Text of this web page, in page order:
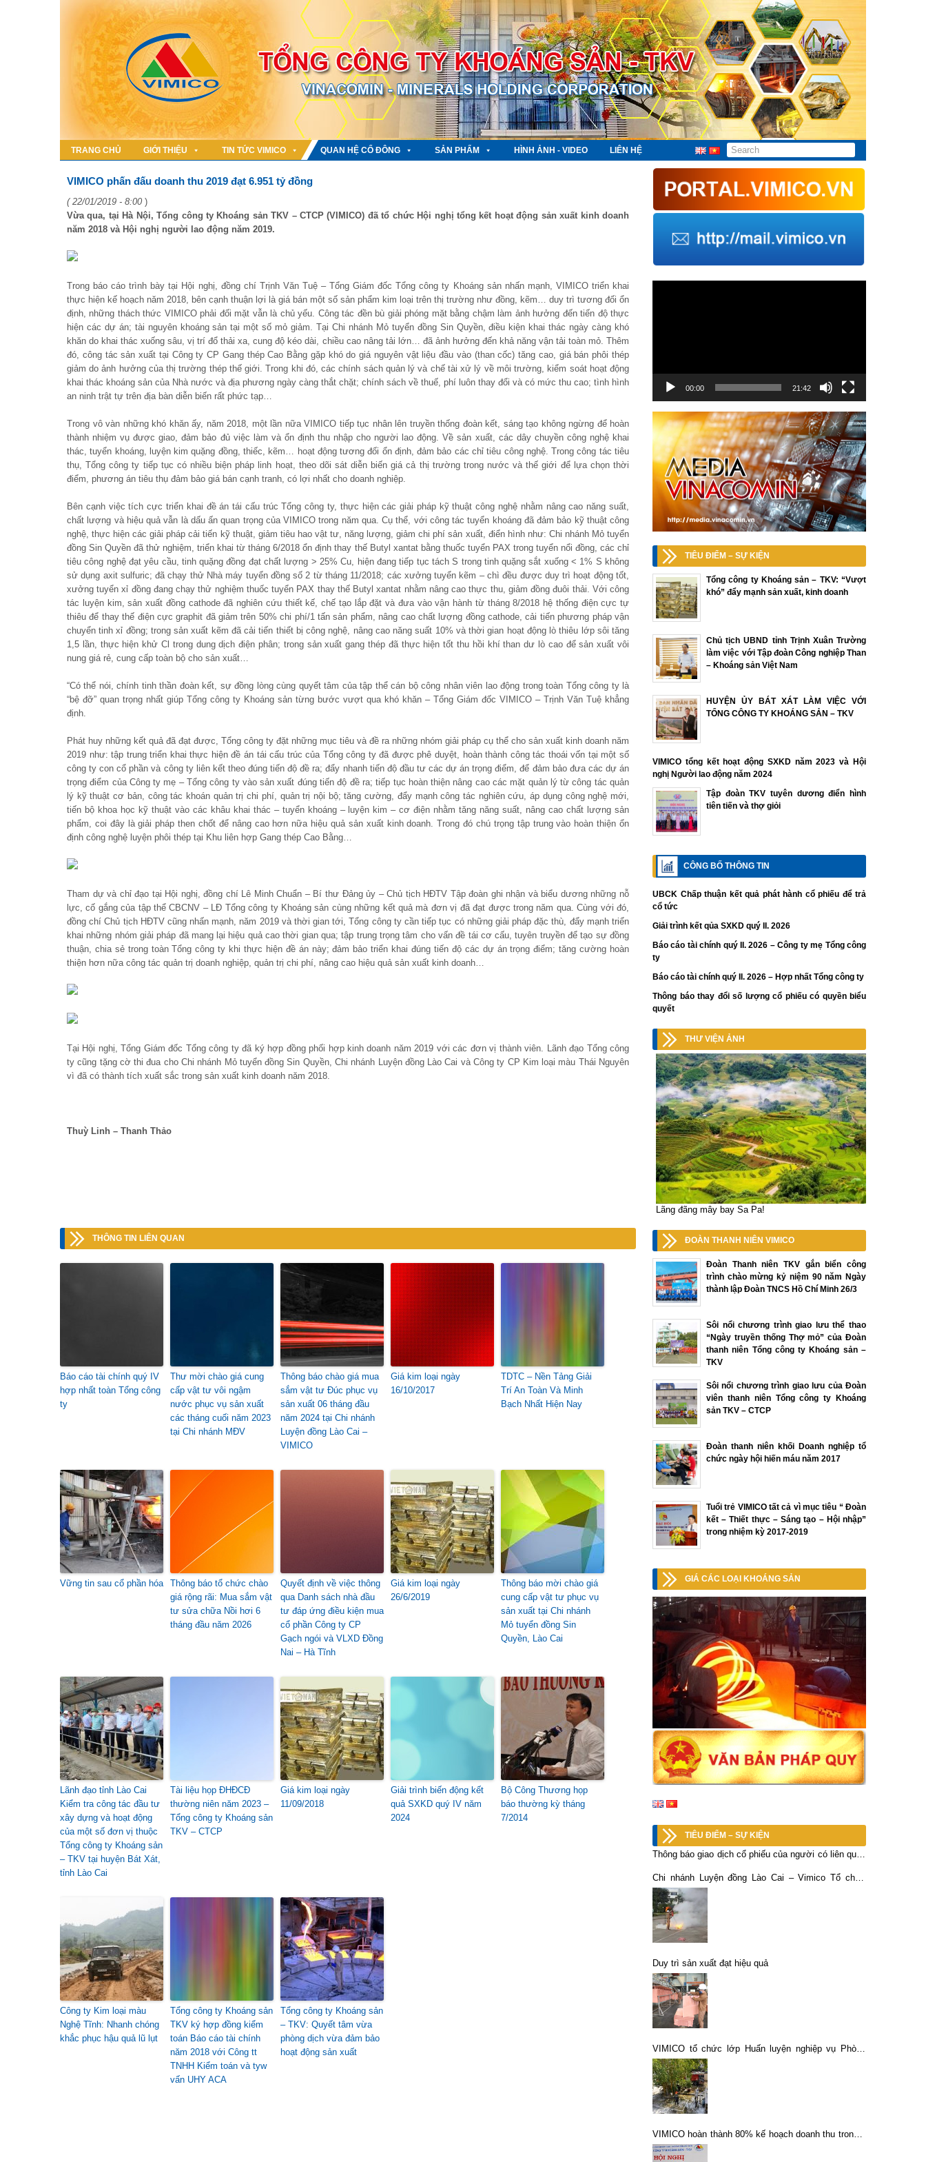
TRANG CHỦ GIỚI THIỆU TIN TỨC VIMICO QUAN HỆ CỔ ĐÔNG SẢN PHẨM HÌNH ẢNH - VIDEO LIÊN HỆ
VIMICO phấn đấu doanh thu 2019 đạt 6.951 tỷ đồng
( 22/01/2019 - 8:00 )
Vừa qua, tại Hà Nội, Tổng công ty Khoáng sản TKV – CTCP (VIMICO) đã tổ chức Hội nghị tổng kết hoạt động sản xuất kinh doanh
năm 2018 và Hội nghị người lao động năm 2019.
Trong báo cáo trình bày tại Hội nghị, đồng chí Trịnh Văn Tuệ – Tổng Giám đốc Tổng công ty Khoáng sản nhấn mạnh, VIMICO triển khai
thực hiện kế hoạch năm 2018, bên cạnh thuận lợi là giá bán một số sản phẩm kim loại trên thị trường như đồng, kẽm… duy trì tương đối ổn
định, những thách thức VIMICO phải đối mặt vẫn là chủ yếu. Công tác đền bù giải phóng mặt bằng chậm làm ảnh hưởng đến tiến độ thực
hiện các dự án; tài nguyên khoáng sản tại một số mỏ giảm. Tại Chi nhánh Mỏ tuyển đồng Sin Quyền, điều kiện khai thác ngày càng khó
khăn do khai thác xuống sâu, vị trí đổ thải xa, cung độ kéo dài, chiều cao nâng tải lớn… đã ảnh hưởng đến khả năng vận tải toàn mỏ. Thêm
đó, công tác sản xuất tại Công ty CP Gang thép Cao Bằng gặp khó do giá nguyên vật liệu đầu vào (than cốc) tăng cao, giá bán phôi thép
giảm do ảnh hưởng của thị trường thép thế giới. Trong khi đó, các chính sách quản lý và chế tài xử lý về môi trường, kiểm soát hoạt động
khai thác khoáng sản của Nhà nước và địa phương ngày càng thắt chặt; chính sách về thuế, phí luôn thay đổi và có mức thu cao; tình hình
an ninh trật tự trên địa bàn diễn biến rất phức tạp…
Trong vô vàn những khó khăn ấy, năm 2018, một lần nữa VIMICO tiếp tục nhân lên truyền thống đoàn kết, sáng tạo không ngừng để hoàn
thành nhiệm vụ được giao, đảm bảo đủ việc làm và ổn định thu nhập cho người lao động. Về sản xuất, các dây chuyền công nghệ khai
thác, tuyển khoáng, luyện kim quặng đồng, thiếc, kẽm… hoạt động tương đối ổn định, đảm bảo các chỉ tiêu công nghệ. Trong công tác tiêu
thụ, Tổng công ty tiếp tục có nhiều biện pháp linh hoạt, theo dõi sát diễn biến giá cả thị trường trong nước và thế giới để lựa chọn thời
điểm, phương án tiêu thụ đảm bảo giá bán cạnh tranh, có lợi nhất cho doanh nghiệp.
Bên cạnh việc tích cực triển khai đề án tái cấu trúc Tổng công ty, thực hiện các giải pháp kỹ thuật công nghệ nhằm nâng cao năng suất,
chất lượng và hiệu quả vẫn là dấu ấn quan trọng của VIMICO trong năm qua. Cụ thể, với công tác tuyển khoáng đã đảm bảo kỹ thuật công
nghệ, thực hiện các giải pháp cải tiến kỹ thuật, giảm tiêu hao vật tư, năng lượng, giảm chi phí sản xuất, điển hình như: Chi nhánh Mỏ tuyển
đồng Sin Quyền đã thử nghiệm, triển khai từ tháng 6/2018 ổn định thay thế Butyl xantat bằng thuốc tuyển PAX trong tuyển nổi đồng, các chỉ
tiêu công nghệ đạt yêu cầu, tinh quặng đồng đạt chất lượng > 25% Cu, hiện đang tiếp tục tách S trong tinh quặng sắt xuống < 1% S không
sử dụng axit sulfuric; đã chạy thử Nhà máy tuyển đồng số 2 từ tháng 11/2018; các xưởng tuyển kẽm – chì đều được duy trì hoạt động tốt,
xưởng tuyển xỉ đồng đang chạy thử nghiệm thuốc tuyển PAX thay thế Butyl xantat nhằm nâng cao thực thu, giảm đồng đuôi thải. Với công
tác luyện kim, sản xuất đồng cathode đã nghiên cứu thiết kế, chế tạo lắp đặt và đưa vào vận hành từ tháng 8/2018 hệ thống điện cực tự
thiêu để thay thế điện cực graphit đã giảm trên 50% chi phí/1 tấn sản phẩm, nâng cao chất lượng đồng cathode, cải tiến phương pháp vận
chuyển tinh xỉ đồng; trong sản xuất kẽm đã cải tiến thiết bị công nghệ, nâng cao năng suất 10% và thời gian hoạt động lò thiêu lớp sôi tăng
1,5 lần, thực hiện khử Cl trong dung dịch điện phân; trong sản xuất gang thép đã thực hiện tốt thu hồi khí than dư lò cao để sản xuất vôi
nung giá rẻ, cung cấp toàn bộ cho sản xuất…
“Có thể nói, chính tinh thần đoàn kết, sự đồng lòng cùng quyết tâm của tập thể cán bộ công nhân viên lao động trong toàn Tổng công ty là
“bệ đỡ” quan trọng nhất giúp Tổng công ty Khoáng sản từng bước vượt qua khó khăn – Tổng Giám đốc VIMICO – Trịnh Văn Tuệ khẳng
định.
Phát huy những kết quả đã đạt được, Tổng công ty đặt những mục tiêu và đề ra những nhóm giải pháp cụ thể cho sản xuất kinh doanh năm
2019 như: tập trung triển khai thực hiện đề án tái cấu trúc của Tổng công ty đã được phê duyệt, hoàn thành công tác thoái vốn tại một số
công ty con cổ phần và công ty liên kết theo đúng tiến độ đề ra; đẩy nhanh tiến độ đầu tư các dự án trọng điểm, để đảm bảo đưa các dự án
trọng điểm của Công ty mẹ – Tổng công ty vào sản xuất đúng tiến độ đề ra; tiếp tục hoàn thiện nâng cao các mặt quản lý từ công tác quản
lý kỹ thuật cơ bản, công tác khoán quản trị chi phí, quản trị nội bộ; tăng cường, đẩy mạnh công tác nghiên cứu, áp dụng công nghệ mới,
tiến bộ khoa học kỹ thuật vào các khâu khai thác – tuyển khoáng – luyện kim – cơ điện nhằm tăng năng suất, nâng cao chất lượng sản
phẩm, coi đây là giải pháp then chốt để nâng cao hơn nữa hiệu quả sản xuất kinh doanh. Trong đó chú trọng tập trung vào hoàn thiện ổn
định công nghệ luyện phôi thép tại Khu liên hợp Gang thép Cao Bằng…
Tham dự và chỉ đạo tại Hội nghị, đồng chí Lê Minh Chuẩn – Bí thư Đảng ủy – Chủ tịch HĐTV Tập đoàn ghi nhận và biểu dương những nỗ
lực, cố gắng của tập thể CBCNV – LĐ Tổng công ty Khoáng sản cùng những kết quả mà đơn vị đã đạt được trong năm qua. Cùng với đó,
đồng chí Chủ tịch HĐTV cũng nhấn mạnh, năm 2019 và thời gian tới, Tổng công ty cần tiếp tục có những giải pháp đặc thù, đẩy mạnh triển
khai những nhóm giải pháp đã mang lại hiệu quả cao thời gian qua; tập trung trọng tâm cho vấn đề tái cơ cấu, tuyên truyền để tạo sự đồng
thuận, chia sẻ trong toàn Tổng công ty khi thực hiện đề án này; đảm bảo triển khai đúng tiến độ các dự án trọng điểm; tăng cường hoàn
thiện hơn nữa công tác quản trị doanh nghiệp, quản trị chi phí, nâng cao hiệu quả sản xuất kinh doanh…
Tại Hội nghị, Tổng Giám đốc Tổng công ty đã ký hợp đồng phối hợp kinh doanh năm 2019 với các đơn vị thành viên. Lãnh đạo Tổng công
ty cũng tặng cờ thi đua cho Chi nhánh Mỏ tuyển đồng Sin Quyền, Chi nhánh Luyện đồng Lào Cai và Công ty CP Kim loại màu Thái Nguyên
vì đã có thành tích xuất sắc trong sản xuất kinh doanh năm 2018.
Thuỳ Linh – Thanh Thảo
THÔNG TIN LIÊN QUAN
Báo cáo tài chính quý IV
hợp nhất toàn Tổng công
ty
Thư mời chào giá cung
cấp vật tư vôi ngậm
nước phục vụ sản xuất
các tháng cuối năm 2023
tại Chi nhánh MĐV
Thông báo chào giá mua
sắm vật tư Đúc phục vụ
sản xuất 06 tháng đầu
năm 2024 tại Chi nhánh
Luyện đồng Lào Cai –
VIMICO
Giá kim loại ngày
16/10/2017
TDTC – Nền Tảng Giải
Trí An Toàn Và Minh
Bạch Nhất Hiện Nay
Vững tin sau cổ phần hóa
Thông báo tổ chức chào
giá rộng rãi: Mua sắm vật
tư sửa chữa Nồi hơi 6
tháng đầu năm 2026
Quyết định về việc thông
qua Danh sách nhà đầu
tư đáp ứng điều kiện mua
cổ phần Công ty CP
Gạch ngói và VLXD Đồng
Nai – Hà Tĩnh
Giá kim loại ngày
26/6/2019
Thông báo mời chào giá
cung cấp vật tư phục vụ
sản xuất tại Chi nhánh
Mỏ tuyển đồng Sin
Quyền, Lào Cai
Lãnh đạo tỉnh Lào Cai
Kiểm tra công tác đầu tư
xây dựng và hoạt động
của một số đơn vị thuộc
Tổng công ty Khoáng sản
– TKV tại huyện Bát Xát,
tỉnh Lào Cai
Tài liệu họp ĐHĐCĐ
thường niên năm 2023 –
Tổng công ty Khoáng sản
TKV – CTCP
Giá kim loại ngày
11/09/2018
Giải trình biến động kết
quả SXKD quý IV năm
2024
Bộ Công Thương họp
báo thường kỳ tháng
7/2014
Công ty Kim loại màu
Nghệ Tĩnh: Nhanh chóng
khắc phục hậu quả lũ lụt
Tổng công ty Khoáng sản
TKV ký hợp đồng kiểm
toán Báo cáo tài chính
năm 2018 với Công tt
TNHH Kiểm toán và tyw
vấn UHY ACA
Tổng công ty Khoáng sản
– TKV: Quyết tâm vừa
phòng dịch vừa đảm bảo
hoạt động sản xuất
00:00 21:42
TIÊU ĐIỂM – SỰ KIỆN
Tổng công ty Khoáng sản – TKV: “Vượt
khó” đẩy mạnh sản xuất, kinh doanh
Chủ tịch UBND tỉnh Trịnh Xuân Trường
làm việc với Tập đoàn Công nghiệp Than
– Khoáng sản Việt Nam
HUYỆN ỦY BÁT XÁT LÀM VIỆC VỚI
TỔNG CÔNG TY KHOÁNG SẢN – TKV
VIMICO tổng kết hoạt động SXKD năm 2023 và Hội
nghị Người lao động năm 2024
Tập đoàn TKV tuyên dương điển hình
tiên tiến và thợ giỏi
CÔNG BỐ THÔNG TIN
UBCK Chấp thuận kết quả phát hành cổ phiếu để trả
cổ tức
Giải trình kết qủa SXKD quý II. 2026
Báo cáo tài chính quý II. 2026 – Công ty mẹ Tổng công
ty
Báo cáo tài chính quý II. 2026 – Hợp nhất Tổng công ty
Thông báo thay đổi số lượng cổ phiếu có quyền biểu
quyết
THƯ VIỆN ẢNH
Lãng đãng mây bay Sa Pa!
ĐOÀN THANH NIÊN VIMICO
Đoàn Thanh niên TKV gắn biển công
trình chào mừng kỷ niệm 90 năm Ngày
thành lập Đoàn TNCS Hồ Chí Minh 26/3
Sôi nổi chương trình giao lưu thể thao
“Ngày truyền thống Thợ mỏ” của Đoàn
thanh niên Tổng công ty Khoáng sản –
TKV
Sôi nổi chương trình giao lưu của Đoàn
viên thanh niên Tổng công ty Khoáng
sản TKV – CTCP
Đoàn thanh niên khối Doanh nghiệp tổ
chức ngày hội hiến máu năm 2017
Tuổi trẻ VIMICO tất cả vì mục tiêu “ Đoàn
kết – Thiết thực – Sáng tạo – Hội nhập”
trong nhiệm kỳ 2017-2019
GIÁ CÁC LOẠI KHOÁNG SẢN
TIÊU ĐIỂM – SỰ KIỆN
Thông báo giao dịch cổ phiếu của người có liên quan
Chi nhánh Luyện đồng Lào Cai – Vimico Tổ chức
thành công Hội thao Phòng cháy – Chữa cháy
(PCCC) năm 2020
Duy trì sản xuất đạt hiệu quả
VIMICO tổ chức lớp Huấn luyện nghiệp vụ Phòng
cháy chữa cháy và Cứu nạn, cứu hộ năm 2017
VIMICO hoàn thành 80% kế hoạch doanh thu trong 9
tháng đầu năm